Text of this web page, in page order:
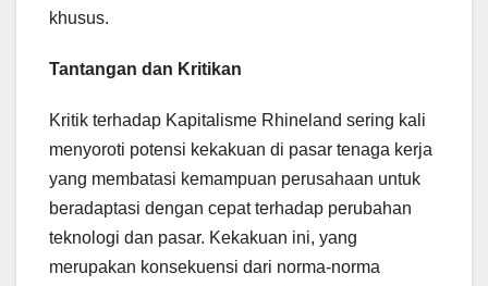
khusus.
Tantangan dan Kritikan
Kritik terhadap Kapitalisme Rhineland sering kali
menyoroti potensi kekakuan di pasar tenaga kerja
yang membatasi kemampuan perusahaan untuk
beradaptasi dengan cepat terhadap perubahan
teknologi dan pasar. Kekakuan ini, yang
merupakan konsekuensi dari norma-norma